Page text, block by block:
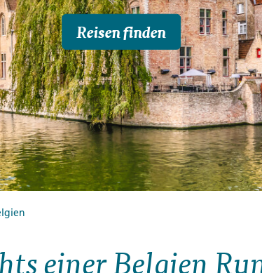
Finnland
Reisen finden
einer Belgien